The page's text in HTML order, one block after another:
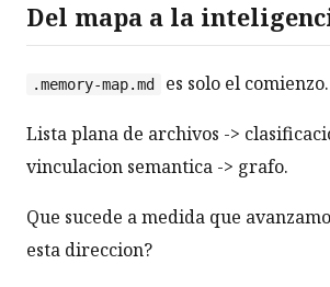
Del mapa a la
.memory-map.md es solo el comienzo.
Lista plana de archivos ->
vinculacion semantica -> grafo.
Que sucede a medida que
esta direccion?